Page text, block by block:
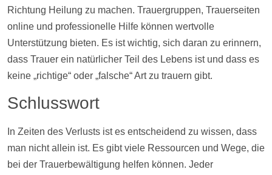
Richtung Heilung zu machen. Trauergruppen, Trauerseiten
online und professionelle Hilfe können wertvolle
Unterstützung bieten. Es ist wichtig, sich daran zu erinnern,
dass Trauer ein natürlicher Teil des Lebens ist und dass es
keine „richtige“ oder „falsche“ Art zu trauern gibt.
Schlusswort
In Zeiten des Verlusts ist es entscheidend zu wissen, dass
man nicht allein ist. Es gibt viele Ressourcen und Wege, die
bei der Trauerbewältigung helfen können. Jeder